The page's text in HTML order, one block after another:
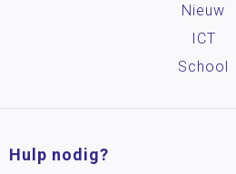
Nieuw
ICT
School
Hulp nodig?